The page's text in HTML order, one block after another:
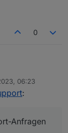
0
Wünsche
06:23
:
Anfragen